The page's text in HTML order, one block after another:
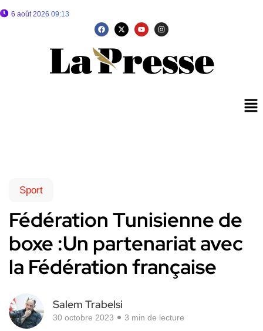
6 août 2026 09:13
Sport
Fédération Tunisienne de
boxe :Un partenariat avec
la Fédération française
Salem Trabelsi
30 octobre 2023 3 min de lecture